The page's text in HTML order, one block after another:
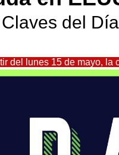
del
del lunes 15 de mayo, la